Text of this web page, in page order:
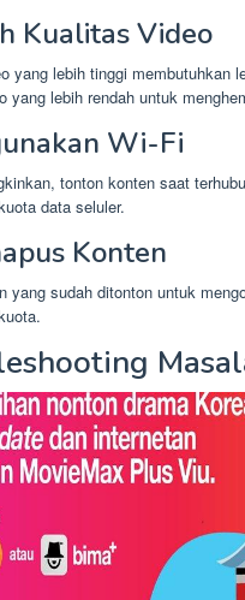
Kualitas Video
yang lebih tinggi membutuhkan
yang lebih rendah untuk
Wi-Fi
tonton konten saat
data seluler.
Konten
yang sudah ditonton untuk